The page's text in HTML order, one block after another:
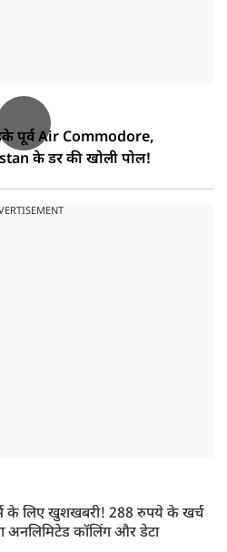
पूर्व Air Commodore,
के डर की खोली पोल!
के लिए खुशखबरी! 288 रुपये के खर्च
अनलिमिटेड कॉलिंग और डेटा